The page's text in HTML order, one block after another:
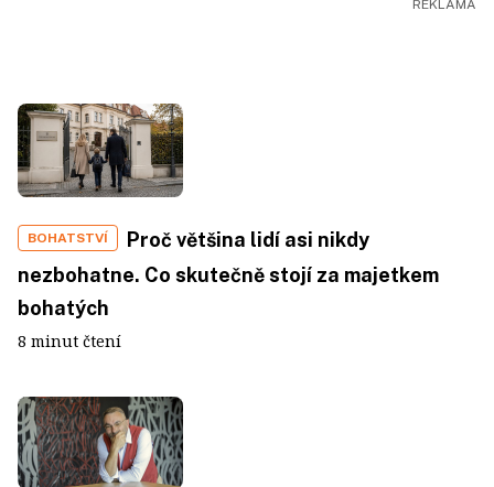
BOHATSTVÍ
Proč většina lidí asi nikdy
nezbohatne. Co skutečně stojí za majetkem
bohatých
8 minut čtení